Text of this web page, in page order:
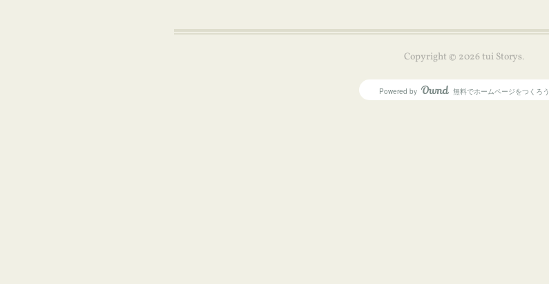
Copyright © 2026 tui Storys.
Powered by AmebaOwnd
無料でホームページをつくろう